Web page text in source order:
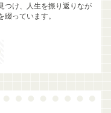
つけ、人生を振り返りなが
綴っています。